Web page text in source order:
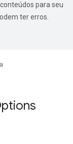
para seu
ter erros.